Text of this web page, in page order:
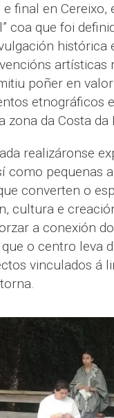
final en Cereixo,
coa que foi
artísticas
poñer en
etnográficos
zona da Costa da
realizáronse
como pequenas
converten o
cultura e
a conexión
o centro leva
vinculados á